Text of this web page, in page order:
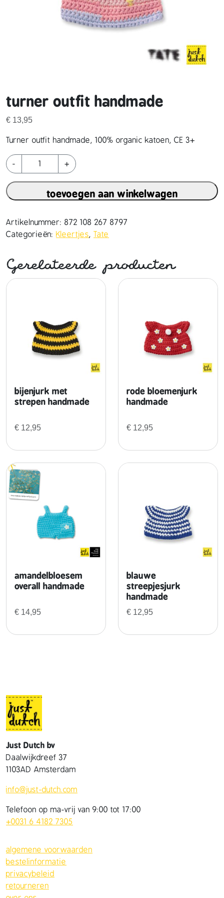
turner outfit handmade
€ 13,95
Turner outfit handmade, 100% organic katoen, CE 3+
-
t
u
r
n
r
o
f
a
+
toevoegen aan winkelwagen
Artikelnummer: 872 108 267 8797
Categorieën: Kleertjes, Tate
Gerelateerde producten
bijenjurk met
strepen handmade
€ 12,95
rode bloemenjurk
handmade
€ 12,95
amandelbloesem
overall handmade
€ 14,95
blauwe
streepjesjurk
handmade
€ 12,95
Just Dutch bv
Daalwijkdreef 37
1103AD Amsterdam
info@just-dutch.com
Telefoon op ma-vrij van 9:00 tot 17:00
+0031 6 4182 7305
algemene voorwaarden
bestelinformatie
privacybeleid
retourneren